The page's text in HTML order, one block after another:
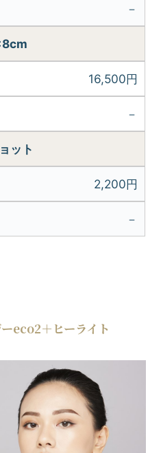
－
16,500円
－
ット
2,200円
－
eco2＋ヒーライト